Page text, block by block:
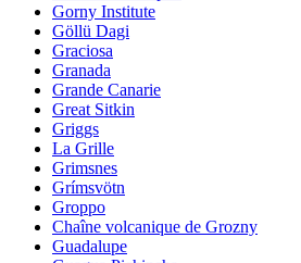
Gorny Institute
Göllü Dagi
Graciosa
Granada
Grande Canarie
Great Sitkin
Griggs
La Grille
Grimsnes
Grímsvötn
Groppo
Chaîne volcanique de Grozny
Guadalupe